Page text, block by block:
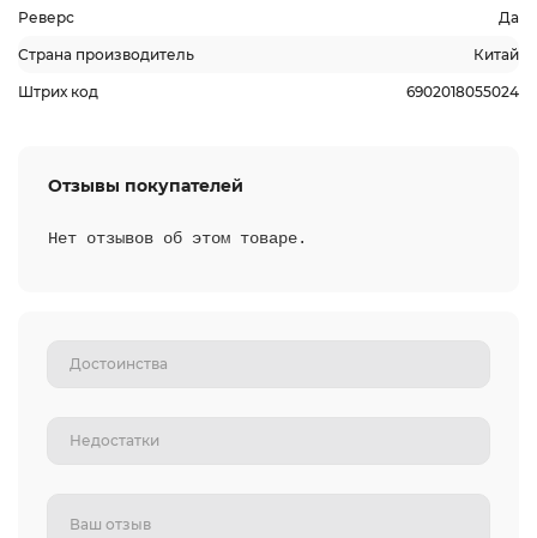
Реверс Да
Страна производитель Китай
Штрих код 6902018055024
Отзывы покупателей
Нет отзывов об этом товаре.